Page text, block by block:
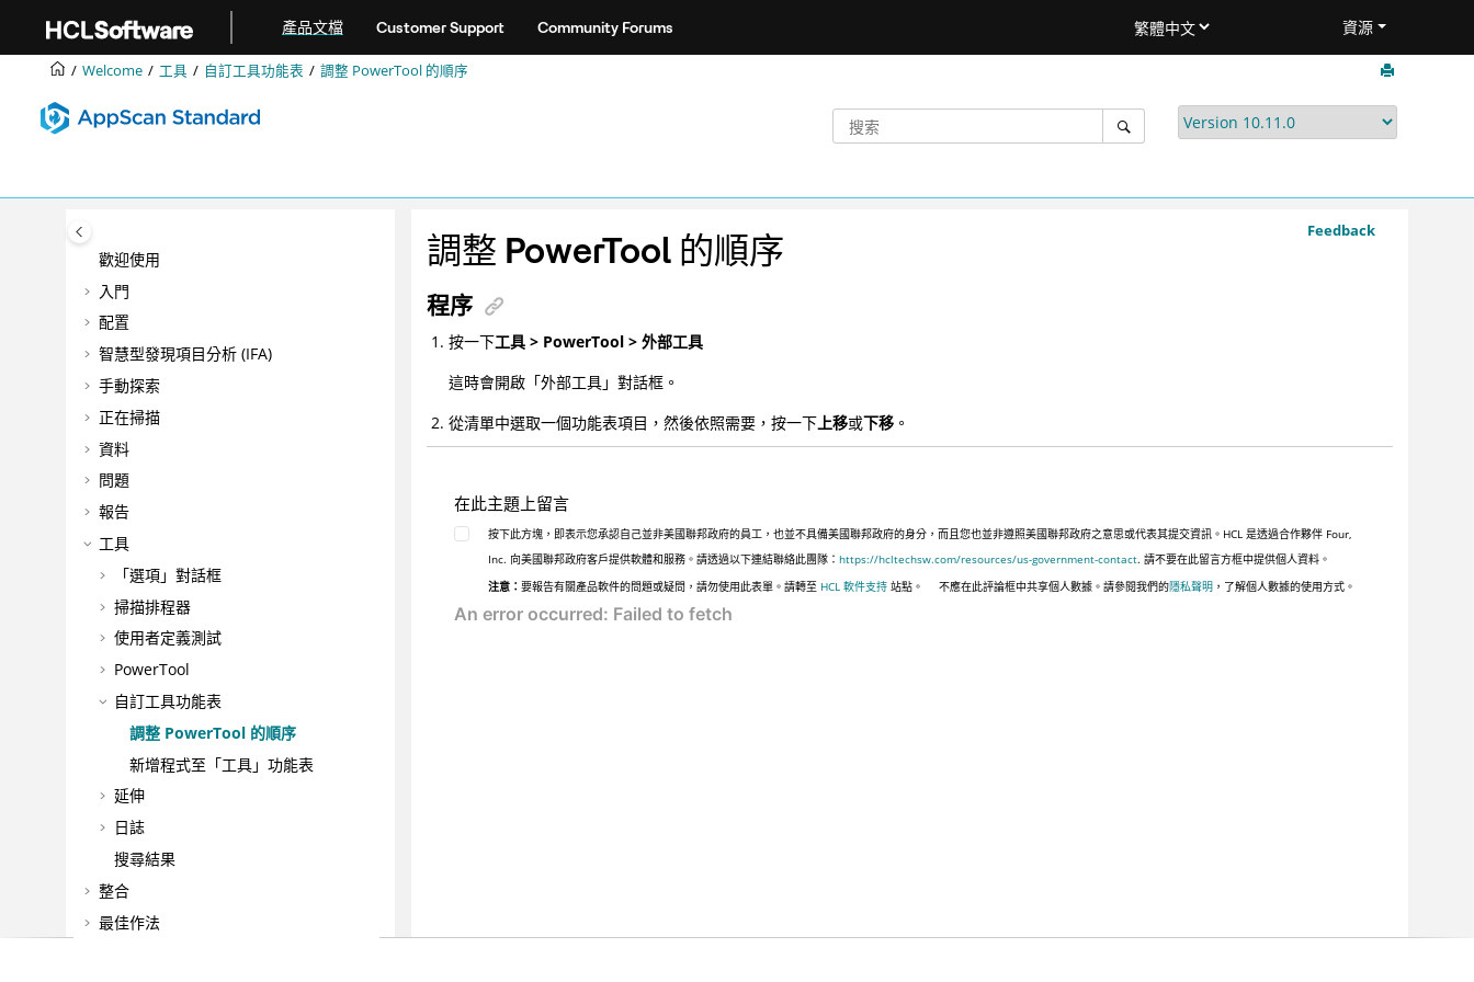
產品文檔 Customer Support Community Forums 資源
Welcome 工具 自訂工具功能表 調整 PowerTool 的順序
歡迎使用
入門
配置
智慧型發現項目分析 (IFA)
手動探索
正在掃描
資料
問題
報告
工具
「選項」對話框
掃描排程器
使用者定義測試
PowerTool
自訂工具功能表
調整 PowerTool 的順序
新增程式至「工具」功能表
延伸
日誌
搜尋結果
整合
最佳作法
Feedback
調整 PowerTool 的順序
程序
按一下工具 > PowerTool > 外部工具
這時會開啟「外部工具」對話框。
從清單中選取一個功能表項目，然後依照需要，按一下上移或下移 。
在此主題上留言
按下此方塊，即表示您承認自己並非美國聯邦政府的員工，也並不具備美國聯邦政府的身分，而且您也並非遵照美國聯邦政府之意思或代表其提交資訊。HCL 是透過合作夥伴 Four,
Inc. 向美國聯邦政府客戶提供軟體和服務。請透過以下連結聯絡此團隊：https://hcltechsw.com/resources/us-government-contact. 請不要在此留言方框中提供個人資料。
注意：要報告有關產品軟件的問題或疑問，請勿使用此表單。請轉至 HCL 軟件支持 站點。 不應在此評論框中共享個人數據。請參閱我們的隱私聲明 ，了解個人數據的使用方式。